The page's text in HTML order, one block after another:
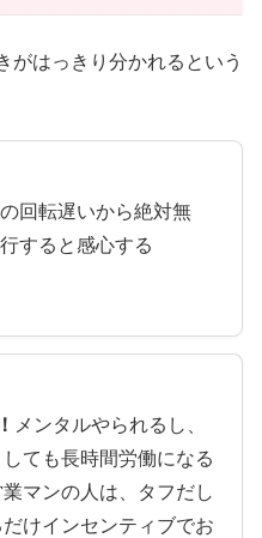
がはっきり分かれるという
回転遅いから絶対無
すると感心する
メンタルやられるし、
ても長時間労働になる
マンの人は、タフだし
けインセンティブでお